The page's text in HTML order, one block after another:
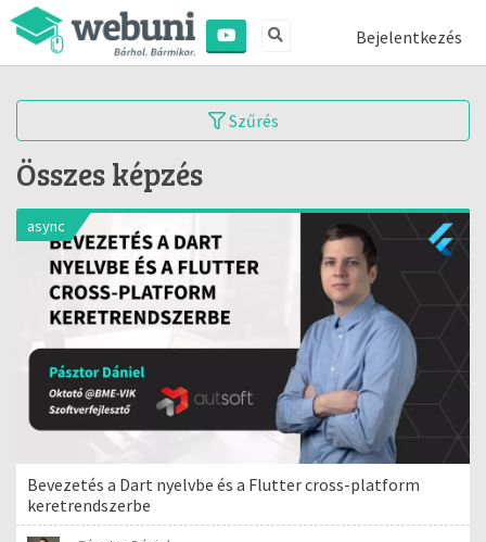
Bejelentkezés
Szűrés
Összes képzés
async
Bevezetés a Dart nyelvbe és a Flutter cross-platform
keretrendszerbe